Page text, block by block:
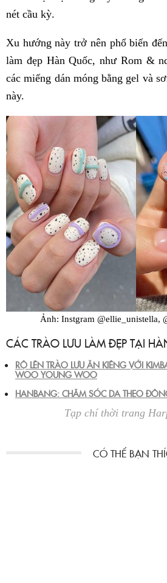
nét cầu kỳ.
Xu hướng này trở nên phổ biến
làm đẹp Hàn Quốc, như Rom &
các miếng dán móng bằng gel và
này.
Ảnh: Instgram @ellie_unistella,
CÁC TRÀO LƯU LÀM ĐẸP TẠI
RỘ LÊN TRÀO LƯU ĂN KIÊNG VỚI
WOO YOUNG WOO
HANBANG: CHĂM SÓC DA THEO
Tạp chí thời trang